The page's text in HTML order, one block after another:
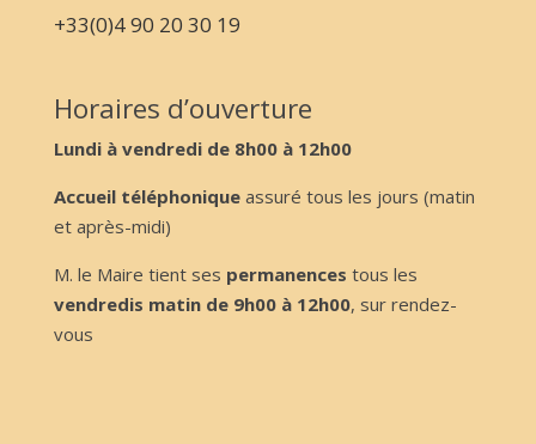
+33(0)4 90 20 30 19
Horaires d’ouverture
Lundi à vendredi de 8h00 à 12h00
Accueil téléphoniqueassuré tous les jours (matin
et après-midi)
M. le Maire tient ses permanences tous les
vendredis matin de 9h00 à 12h00, sur rendez-
vous